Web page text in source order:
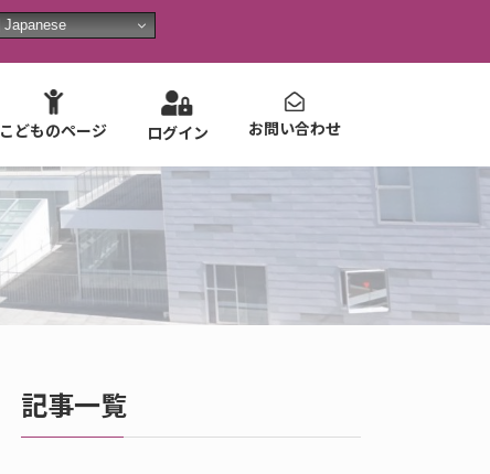
Japanese
こどものページ ログイン お問い合わせ
記事一覧